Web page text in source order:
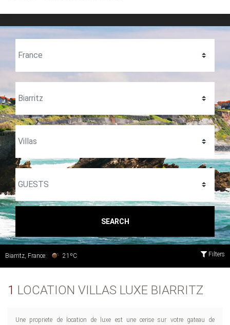
SEARCH
Filters
Biarritz, France: 21ºC
1 LOCATION VILLAS LUXE BIARRITZ
Une propriete de location de luxe est une cerise sur votre gateau de